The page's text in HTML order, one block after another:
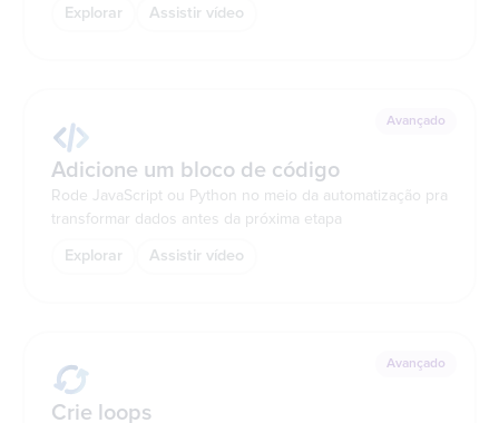
Explorar Assistir vídeo
Avançado
Adicione um bloco de código
Rode JavaScript ou Python no meio da automatização pra
transformar dados antes da próxima etapa
Explorar Assistir vídeo
Avançado
Crie loops